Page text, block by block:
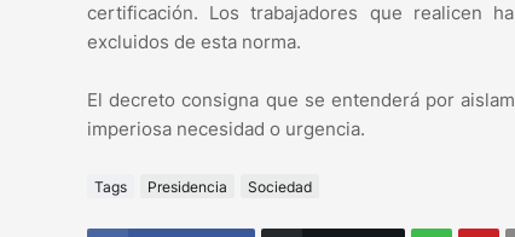
certificación. Los trabajadores que realicen
excluidos de esta norma.
El decreto consigna que se entenderá por
imperiosa necesidad o urgencia.
Tags Presidencia Sociedad